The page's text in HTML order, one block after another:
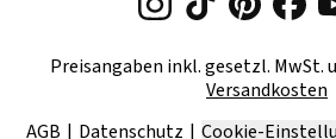
Preisangaben inkl. gesetzl. MwSt.
Versandkosten
AGB
Datenschutz Cookie-